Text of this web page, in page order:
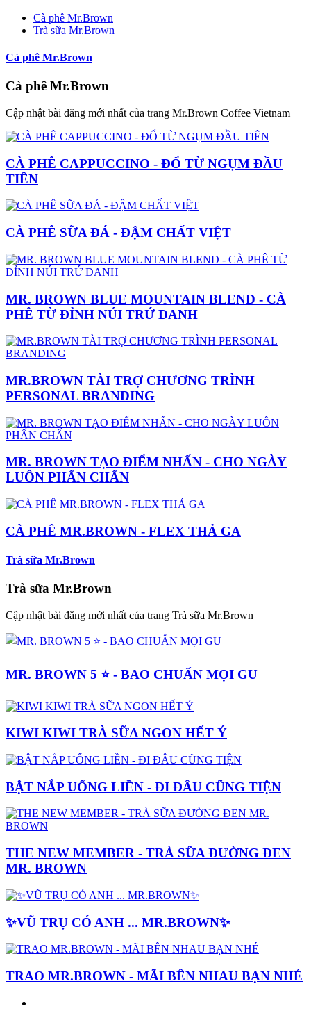
Cà phê Mr.Brown
Trà sữa Mr.Brown
Cà phê Mr.Brown
Cà phê Mr.Brown
Cập nhật bài đăng mới nhất của trang Mr.Brown Coffee Vietnam
CÀ PHÊ CAPPUCCINO - ĐỔ TỪ NGỤM ĐẦU
TIÊN
CÀ PHÊ SỮA ĐÁ - ĐẬM CHẤT VIỆT
MR. BROWN BLUE MOUNTAIN BLEND - CÀ
PHÊ TỪ ĐỈNH NÚI TRỨ DANH
MR.BROWN TÀI TRỢ CHƯƠNG TRÌNH
PERSONAL BRANDING
MR. BROWN TẠO ĐIỂM NHẤN - CHO NGÀY
LUÔN PHẤN CHẤN
CÀ PHÊ MR.BROWN - FLEX THẢ GA
Trà sữa Mr.Brown
Trà sữa Mr.Brown
Cập nhật bài đăng mới nhất của trang Trà sữa Mr.Brown
MR. BROWN 5 ⭐️ - BAO CHUẨN MỌI GU
KIWI KIWI TRÀ SỮA NGON HẾT Ý
BẬT NẮP UỐNG LIỀN - ĐI ĐÂU CŨNG TIỆN
THE NEW MEMBER - TRÀ SỮA ĐƯỜNG ĐEN
MR. BROWN
✨VŨ TRỤ CÓ ANH ... MR.BROWN✨
TRAO MR.BROWN - MÃI BÊN NHAU BẠN NHÉ